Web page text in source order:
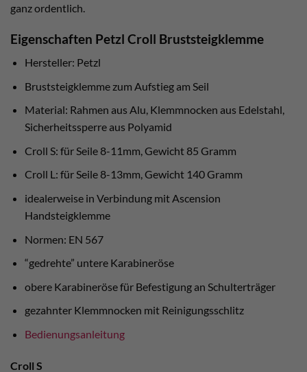
ganz ordentlich.
Eigenschaften Petzl Croll Bruststeigklemme
Hersteller: Petzl
Bruststeigklemme zum Aufstieg am Seil
Material: Rahmen aus Alu, Klemmnocken aus Edelstahl,
Sicherheitssperre aus Polyamid
Croll S: für Seile 8-11mm, Gewicht 85 Gramm
Croll L: für Seile 8-13mm, Gewicht 140 Gramm
idealerweise in Verbindung mit Ascension
Handsteigklemme
Normen: EN 567
“gedrehte” untere Karabineröse
obere Karabineröse für Befestigung an Schulterträger
gezahnter Klemmnocken mit Reinigungsschlitz
Bedienungsanleitung
Croll S